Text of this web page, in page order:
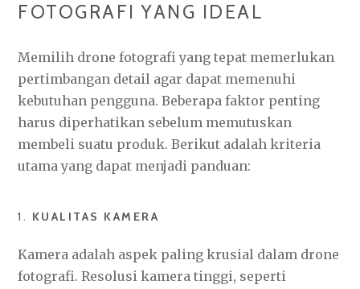
FOTOGRAFI YANG IDEAL
Memilih drone fotografi yang tepat memerlukan
pertimbangan detail agar dapat memenuhi
kebutuhan pengguna. Beberapa faktor penting
harus diperhatikan sebelum memutuskan
membeli suatu produk. Berikut adalah kriteria
utama yang dapat menjadi panduan:
1. KUALITAS KAMERA
Kamera adalah aspek paling krusial dalam drone
fotografi. Resolusi kamera tinggi, seperti